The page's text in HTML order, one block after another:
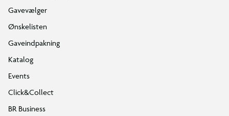
Gavevælger
Ønskelisten
Gaveindpakning
Katalog
Events
Click&Collect
BR Business